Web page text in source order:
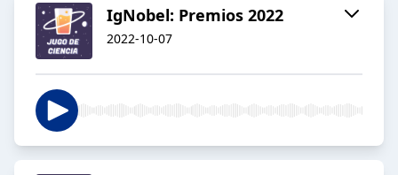
IgNobel: Premios 2022
2022-10-07